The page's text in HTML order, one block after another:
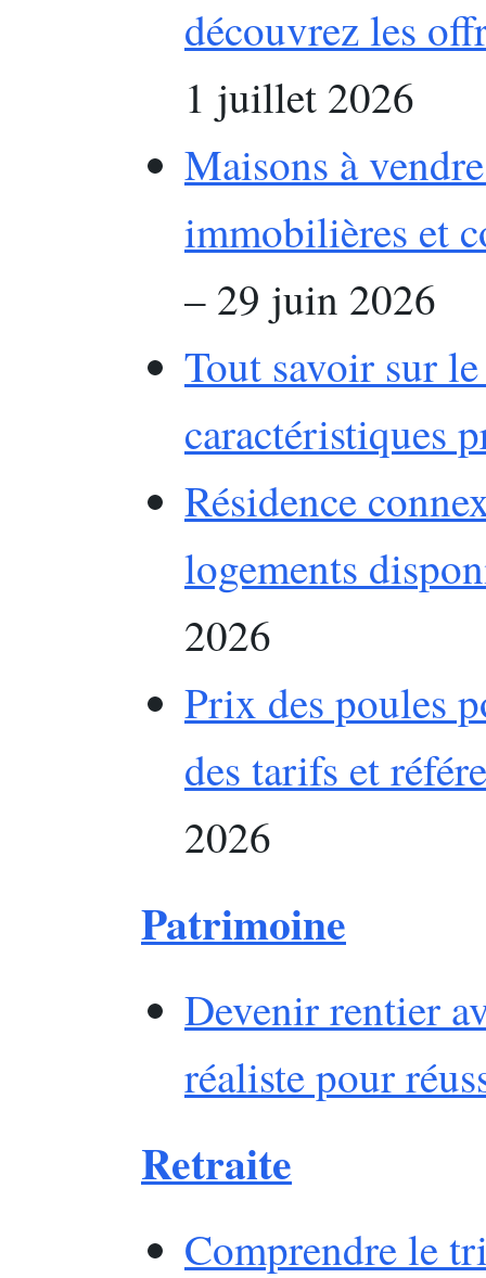
découvrez les
1 juillet 2026
Maisons à
immobilières et
– 29 juin 2026
Tout savoir sur
caractéristiques
Résidence
logements
2026
Prix des poules
des tarifs et
2026
Patrimoine
Devenir rentier
réaliste pour
Retraite
Comprendre le